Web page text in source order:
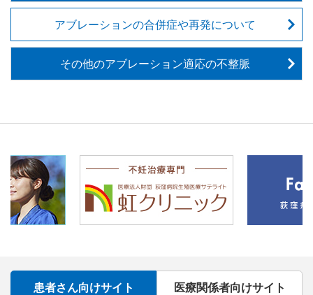
アブレーションの合併症や再発について
その他のアブレーション適応の不整脈
患者さん向けサイト 医療関係者向けサイト